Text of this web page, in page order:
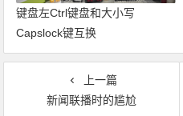
键盘左Ctrl键盘和大小写
Capslock键互换
上一篇
新闻联播时的尴尬